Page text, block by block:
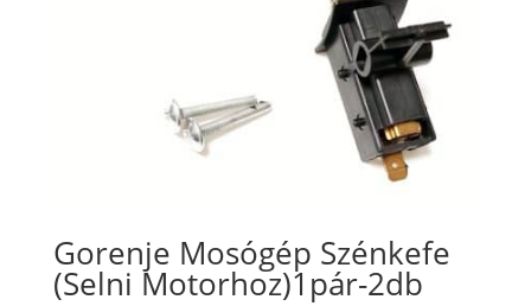
Gorenje Mosógép Szénkefe
(Selni Motorhoz)1pár-2db